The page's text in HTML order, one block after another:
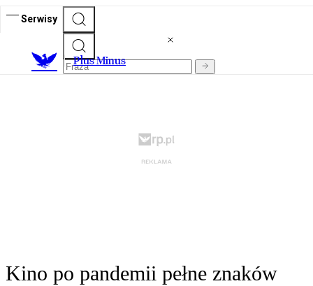
Serwisy
Plus Minus
Kino po pandemii pełne znaków